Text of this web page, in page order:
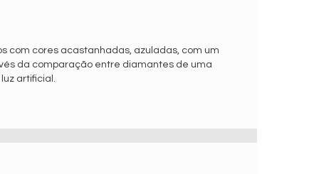
com cores acastanhadas, azuladas, com um
da comparação entre diamantes de uma
artificial.